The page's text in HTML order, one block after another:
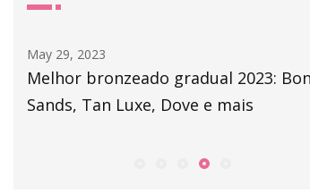
May 29, 2023
Melhor bronzeado gradual 2023:
Sands, Tan Luxe, Dove e mais